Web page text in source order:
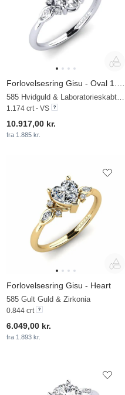
585 Hvidguld & Laboratorieskabt diamant
1.174 crt - VS
10.917,00 kr.
fra 1.885 kr.
Forlovelsesring Gisu - Heart
585 Gult Guld & Zirkonia
0.844 crt
6.049,00 kr.
fra 1.893 kr.